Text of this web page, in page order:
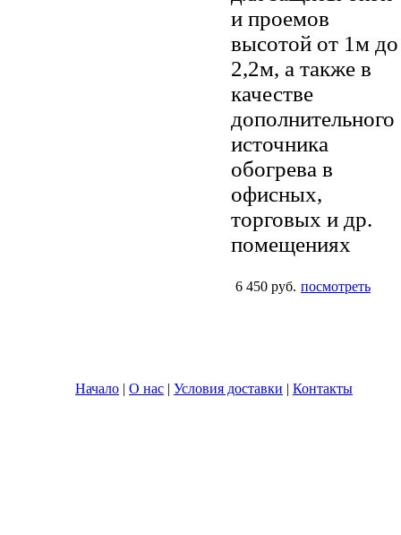
и проемов
высотой от 1м до
2,2м, а также в
качестве
дополнительного
источника
обогрева в
офисных,
торговых и др.
помещениях
6 450 руб. посмотреть
Начало | О нас | Условия доставки | Контакты